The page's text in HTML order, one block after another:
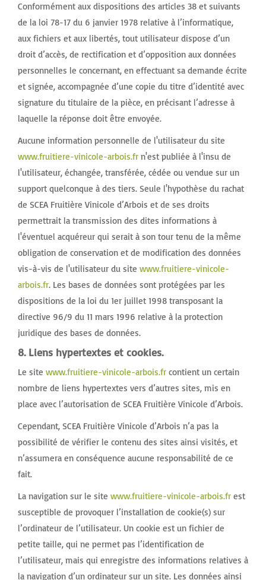
Conformément aux dispositions des articles 38 et suivants
de la loi 78-17 du 6 janvier 1978 relative à l’informatique,
aux fichiers et aux libertés, tout utilisateur dispose d’un
droit d’accès, de rectification et d’opposition aux données
personnelles le concernant, en effectuant sa demande écrite
et signée, accompagnée d’une copie du titre d’identité avec
signature du titulaire de la pièce, en précisant l’adresse à
laquelle la réponse doit être envoyée.
Aucune information personnelle de l'utilisateur du site
www.fruitiere-vinicole-arbois.fr n'est publiée à l'insu de
l'utilisateur, échangée, transférée, cédée ou vendue sur un
support quelconque à des tiers. Seule l'hypothèse du rachat
de SCEA Fruitière Vinicole d’Arbois et de ses droits
permettrait la transmission des dites informations à
l'éventuel acquéreur qui serait à son tour tenu de la même
obligation de conservation et de modification des données
vis-à-vis de l'utilisateur du site www.fruitiere-vinicole-
arbois.fr. Les bases de données sont protégées par les
dispositions de la loi du 1er juillet 1998 transposant la
directive 96/9 du 11 mars 1996 relative à la protection
juridique des bases de données.
8. Liens hypertextes et cookies.
Le site www.fruitiere-vinicole-arbois.fr contient un certain
nombre de liens hypertextes vers d’autres sites, mis en
place avec l’autorisation de SCEA Fruitière Vinicole d’Arbois.
Cependant, SCEA Fruitière Vinicole d’Arbois n’a pas la
possibilité de vérifier le contenu des sites ainsi visités, et
n’assumera en conséquence aucune responsabilité de ce
fait.
La navigation sur le site www.fruitiere-vinicole-arbois.fr est
susceptible de provoquer l’installation de cookie(s) sur
l’ordinateur de l’utilisateur. Un cookie est un fichier de
petite taille, qui ne permet pas l’identification de
l’utilisateur, mais qui enregistre des informations relatives à
la navigation d’un ordinateur sur un site. Les données ainsi